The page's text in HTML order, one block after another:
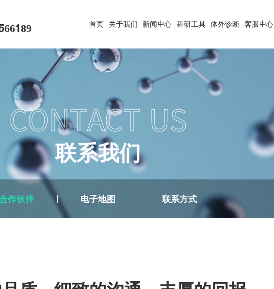
首页 关于我们 新闻中心 科研工具 体外诊断 客服中心
CONTACT US
联系我们
作伙伴 电子地图 联系方式